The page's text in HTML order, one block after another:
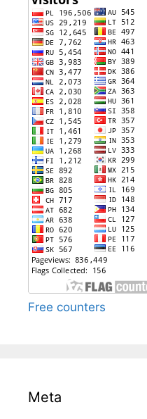
Free counters
Meta